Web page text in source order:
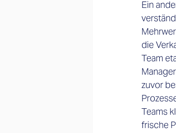
Ein
die
Team
zuvor
Teams
frische